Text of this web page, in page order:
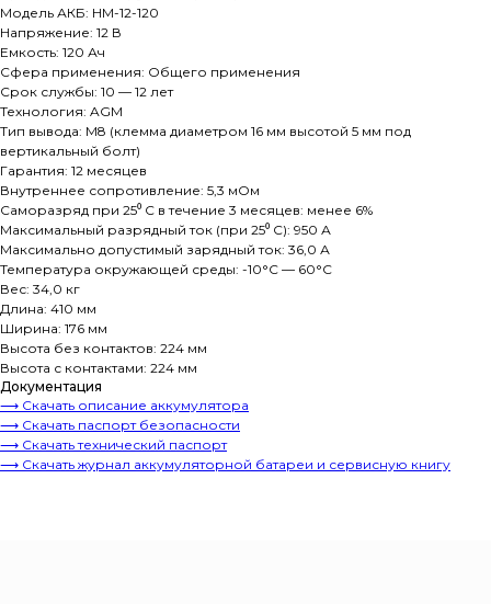
Модель АКБ: HM-12-120
Напряжение: 12 В
Емкость: 120 Ач
Сфера применения: Общего применения
Срок службы: 10 — 12 лет
Технология: AGM
Тип вывода: M8 (клемма диаметром 16 мм высотой 5 мм под
вертикальный болт)
Гарантия: 12 месяцев
Внутреннее сопротивление: 5,3 мОм
Саморазряд при 25⁰ С в течение 3 месяцев: менее 6%
Максимальный разрядный ток (при 25⁰ С): 950 А
Максимально допустимый зарядный ток: 36,0 А
Температура окружающей среды: -10°C — 60°C
Вес: 34,0 кг
Длина: 410 мм
Ширина: 176 мм
Высота без контактов: 224 мм
Высота с контактами: 224 мм
Документация
⟶ Скачать описание аккумулятора
⟶ Скачать паспорт безопасности
⟶ Скачать технический паспорт
⟶ Скачать журнал аккумуляторной батареи и сервисную книгу